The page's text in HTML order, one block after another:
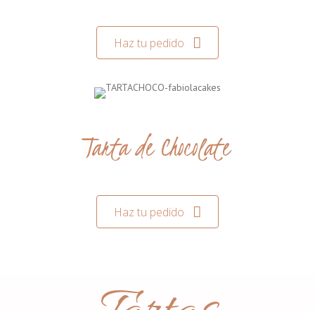
Haz tu pedido
Tarta de Chocolate
Haz tu pedido